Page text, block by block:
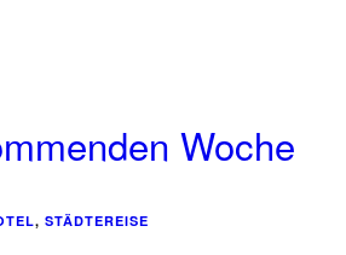
Woche
, STÄDTEREISE